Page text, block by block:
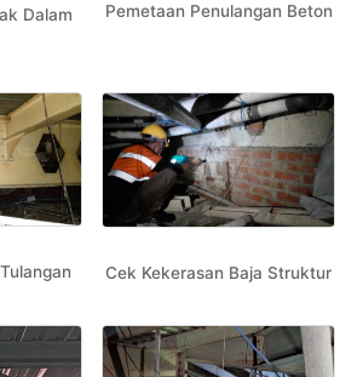
Dalam
Pemetaan Penulangan Beton
Cek Kekerasan Baja Struktur